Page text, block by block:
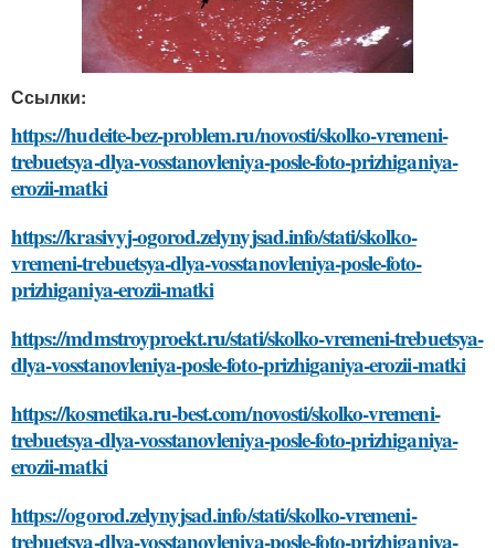
Ссылки:
https://hudeite-bez-problem.ru/novosti/skolko-vremeni-
trebuetsya-dlya-vosstanovleniya-posle-foto-prizhiganiya-
erozii-matki
https://krasivyj-ogorod.zelynyjsad.info/stati/skolko-
vremeni-trebuetsya-dlya-vosstanovleniya-posle-foto-
prizhiganiya-erozii-matki
https://mdmstroyproekt.ru/stati/skolko-vremeni-trebuetsya-
dlya-vosstanovleniya-posle-foto-prizhiganiya-erozii-matki
https://kosmetika.ru-best.com/novosti/skolko-vremeni-
trebuetsya-dlya-vosstanovleniya-posle-foto-prizhiganiya-
erozii-matki
https://ogorod.zelynyjsad.info/stati/skolko-vremeni-
trebuetsya-dlya-vosstanovleniya-posle-foto-prizhiganiya-